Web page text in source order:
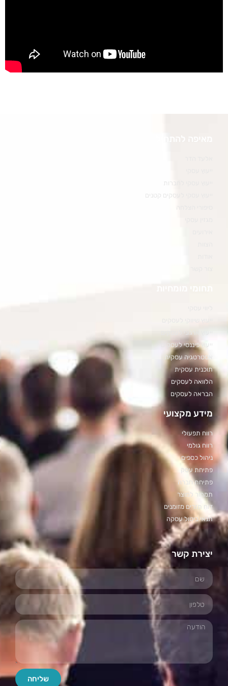
ייעוץ עסקי לחברות
ייעוץ עסקי לעסקים קטנים
ייעוץ ארגוני לעסקים
ייעוץ פיננסי לעסקים
אסטרטגיה עסקית
תוכנית עסקית
הלוואה לעסקים
הבראה לעסקים
מידע מקצועי
רווח תפעולי
רווח גולמי
ניהול כספים
פתיחת עסק
פתיחת חברה
תמחור למוצר
דוח תזרים מזומנים
תנאי ביטול עסקה
יצירת קשר
שליחה